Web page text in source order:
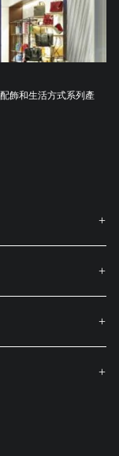
飾和生活方式系列產